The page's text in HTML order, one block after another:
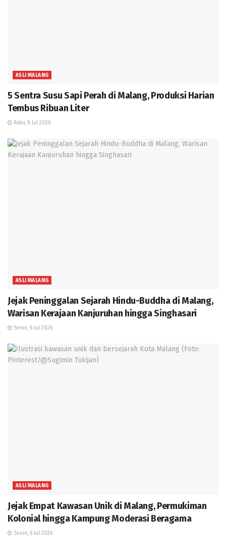
ASLI MALANG
5 Sentra Susu Sapi Perah di Malang, Produksi Harian
Tembus Ribuan Liter
Rabu, 8 Jul 2026
ASLI MALANG
Jejak Peninggalan Sejarah Hindu-Buddha di Malang,
Warisan Kerajaan Kanjuruhan hingga Singhasari
Senin, 6 Jul 2026
ASLI MALANG
Jejak Empat Kawasan Unik di Malang, Permukiman
Kolonial hingga Kampung Moderasi Beragama
Senin, 6 Jul 2026